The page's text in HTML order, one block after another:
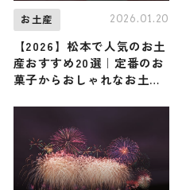
お土産 2026.01.20
【2026】松本で人気のお土
産おすすめ20選｜定番のお
菓子からおしゃれなお土